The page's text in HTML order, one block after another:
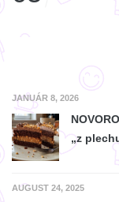
JANUÁR 8, 2026
„z
AUGUST 24, 2025